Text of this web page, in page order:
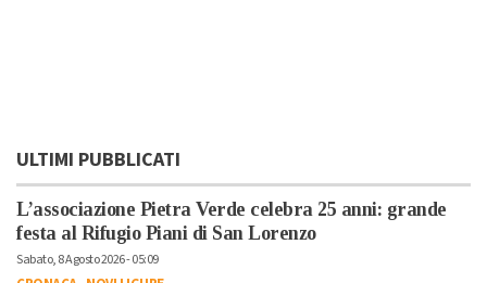
ULTIMI PUBBLICATI
L’associazione Pietra Verde celebra 25 anni: grande
festa al Rifugio Piani di San Lorenzo
Sabato, 8 Agosto 2026 - 05:09